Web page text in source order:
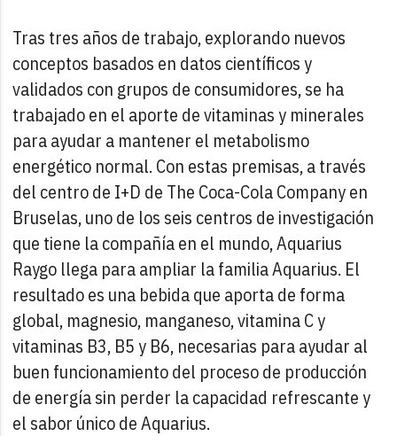
Tras tres años de trabajo, explorando nuevos
conceptos basados en datos científicos y
validados con grupos de consumidores, se ha
trabajado en el aporte de vitaminas y minerales
para ayudar a mantener el metabolismo
energético normal. Con estas premisas, a través
del centro de I+D de The Coca-Cola Company en
Bruselas, uno de los seis centros de investigación
que tiene la compañía en el mundo, Aquarius
Raygo llega para ampliar la familia Aquarius. El
resultado es una bebida que aporta de forma
global, magnesio, manganeso, vitamina C y
vitaminas B3, B5 y B6, necesarias para ayudar al
buen funcionamiento del proceso de producción
de energía sin perder la capacidad refrescante y
el sabor único de Aquarius.